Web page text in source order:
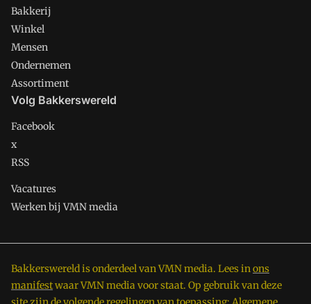
Bakkerij
Winkel
Mensen
Ondernemen
Assortiment
Volg Bakkerswereld
Facebook
x
RSS
Vacatures
Werken bij VMN media
Bakkerswereld is onderdeel van VMN media. Lees inons
manifestwaar VMN media voor staat. Op gebruik van deze